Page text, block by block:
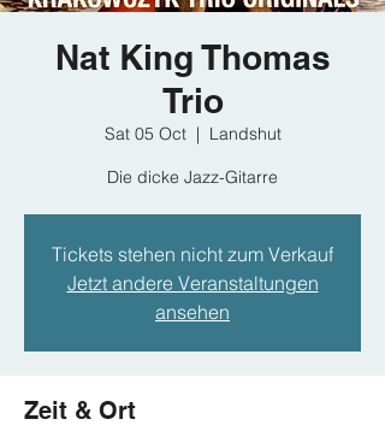
Nat King Thomas
Trio
Sat 05 Oct
  |
Landshut
Die dicke Jazz-Gitarre
Tickets stehen nicht zum Verkauf
Jetzt andere Veranstaltungen
ansehen
Zeit & Ort